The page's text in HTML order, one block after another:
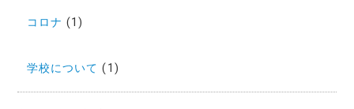
コロナ (1)
学校について (1)